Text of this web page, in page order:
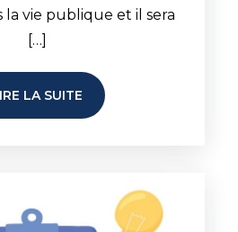
la vie publique et il sera
[…]
LA SUITE